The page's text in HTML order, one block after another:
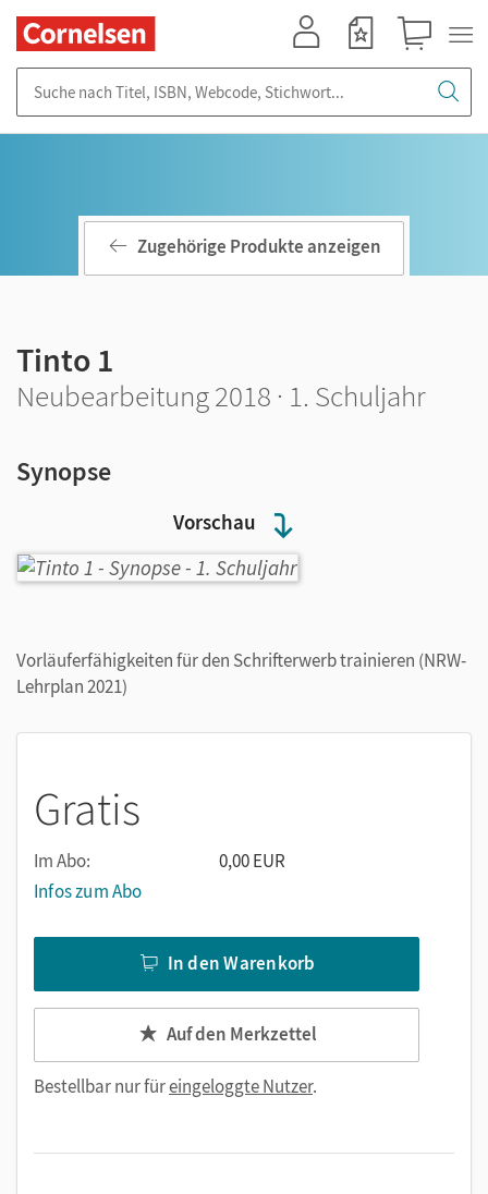
Vorschau
Zugehörige Produkte anzeigen
Tinto 1
Neubearbeitung 2018 · 1. Schuljahr
Synopse
Vorläuferfähigkeiten für den Schrifterwerb trainieren (NRW-
Lehrplan 2021)
Gratis
Im Abo:
0,00 EUR
Infos zum Abo
In den Warenkorb
Auf den Merkzettel
Bestellbar nur füreingeloggte Nutzer.